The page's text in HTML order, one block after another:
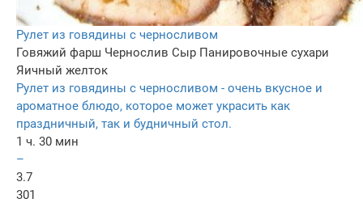
Рулет из говядины с черносливом
Говяжий фарш Чернослив Сыр Панировочные сухари
Яичный желток
Рулет из говядины с черносливом - очень вкусное и
ароматное блюдо, которое может украсить как
праздничный, так и будничный стол.
1 ч. 30 мин
–
3.7
301